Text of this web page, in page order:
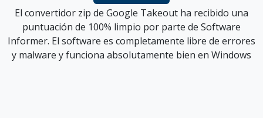
El convertidor zip de Google Takeout ha recibido una
puntuación de 100% limpio por parte de Software
Informer. El software es completamente libre de errores
y malware y funciona absolutamente bien en Windows